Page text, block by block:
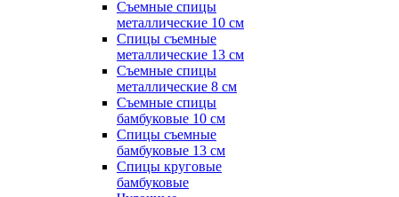
Съемные спицы
металлические 10 см
Спицы съемные
металлические 13 см
Съемные спицы
металлические 8 см
Съемные спицы
бамбуковые 10 см
Спицы съемные
бамбуковые 13 см
Спицы круговые
бамбуковые